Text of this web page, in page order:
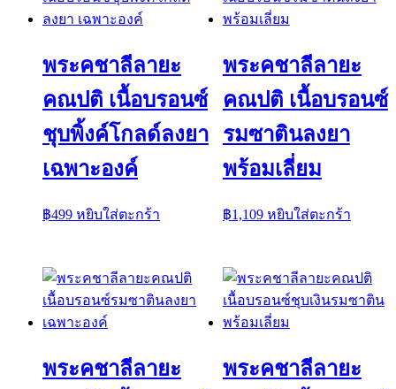
พระคชาลีลายะ
คณปติ เนื้อบรอนซ์
ชุบพิ้งค์โกลด์ลงยา
เฉพาะองค์
฿499 หยิบใส่ตะกร้า
พระคชาลีลายะ
คณปติ เนื้อบรอนซ์
รมซาตินลงยา
พร้อมเลี่ยม
฿1,109 หยิบใส่ตะกร้า
พระคชาลีลายะ
พระคชาลีลายะ